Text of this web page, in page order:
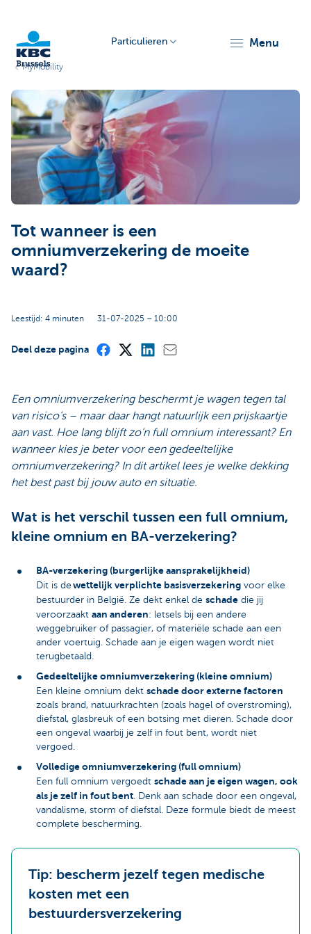
Brussels
Particulieren menu
MyMobility
Tot wanneer is een
omniumverzekering de moeite
waard?
Leestijd: 4 minuten 31-07-2025 – 10:00
Deel deze pagina
Een omniumverzekering beschermt je wagen tegen tal
van risico’s – maar daar hangt natuurlijk een prijskaartje
aan vast. Hoe lang blijft zo’n full omnium interessant? En
wanneer kies je beter voor een gedeeltelijke
omniumverzekering? In dit artikel lees je welke dekking
het best past bij jouw auto en situatie.
Wat is het verschil tussen een full omnium,
kleine omnium en BA-verzekering?
BA-verzekering (burgerlijke aansprakelijkheid)
Dit is de wettelijk verplichte basisverzekering voor elke
bestuurder in België. Ze dekt enkel de schade die jij
veroorzaakt aan anderen: letsels bij een andere
weggebruiker of passagier, of materiële schade aan een
ander voertuig. Schade aan je eigen wagen wordt niet
terugbetaald.
Gedeeltelijke omniumverzekering (kleine omnium)
Een kleine omnium dekt schade door externe factoren
zoals brand, natuurkrachten (zoals hagel of overstroming),
diefstal, glasbreuk of een botsing met dieren. Schade door
een ongeval waarbij je zelf in fout bent, wordt niet
vergoed.
Volledige omniumverzekering (full omnium)
Een full omnium vergoedt schade aan je eigen wagen, ook
als je zelf in fout bent . Denk aan schade door een ongeval,
vandalisme, storm of diefstal. Deze formule biedt de meest
complete bescherming.
Tip: bescherm jezelf tegen medische
kosten met een
bestuurdersverzekering